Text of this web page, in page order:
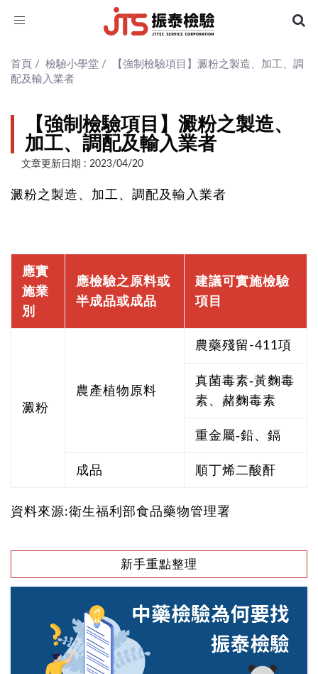
Toggle
首頁 / 檢驗小學堂 /
【強制檢驗項目】澱粉之製造、加工、調
配及輸入業者
【強制檢驗項目】澱粉之製造、
加工、調配及輸入業者
文章更新日期 : 2023/04/20
澱粉之製造、加工、調配及輸入業者
應實
施業
別
應檢驗之原料或
半成品或成品
建議可實施檢驗
項目
澱粉
農產植物原料
農藥殘留-411項
真菌毒素-黃麴毒
素、赭麴毒素
重金屬-鉛、鎘
成品 順丁烯二酸酐
資料來源:衛生福利部食品藥物管理署
新手重點整理